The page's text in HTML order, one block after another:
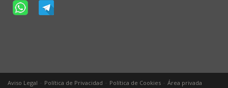
Aviso Legal Política de Privacidad Política de Cookies Área privada